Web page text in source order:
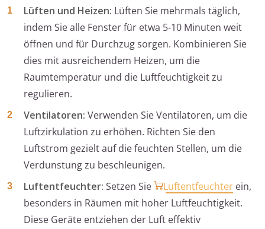
Lüften und Heizen: Lüften Sie mehrmals täglich,
indem Sie alle Fenster für etwa 5-10 Minuten weit
öffnen und für Durchzug sorgen. Kombinieren Sie
dies mit ausreichendem Heizen, um die
Raumtemperatur und die Luftfeuchtigkeit zu
regulieren.
Ventilatoren: Verwenden Sie Ventilatoren, um die
Luftzirkulation zu erhöhen. Richten Sie den
Luftstrom gezielt auf die feuchten Stellen, um die
Verdunstung zu beschleunigen.
Luftentfeuchter: Setzen Sie Luftentfeuchter ein,
besonders in Räumen mit hoher Luftfeuchtigkeit.
Diese Geräte entziehen der Luft effektiv